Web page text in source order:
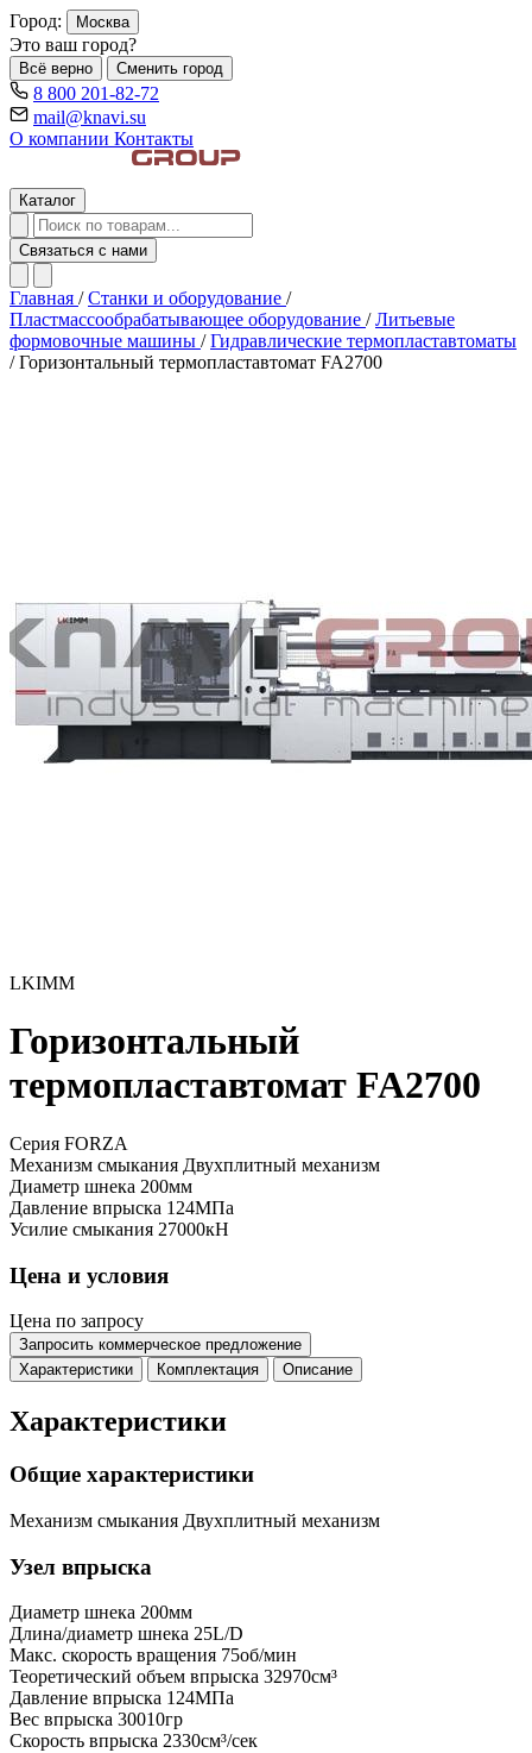
Город: Москва
Это ваш город?
Всё верно Сменить город
8 800 201-82-72
mail@knavi.su
О компании Контакты
Каталог
Связаться с нами
Главная / Станки и оборудование /
Пластмассообрабатывающее оборудование / Литьевые
формовочные машины / Гидравлические термопластавтоматы
/ Горизонтальный термопластавтомат FA2700
LKIMM
Горизонтальный
термопластавтомат FA2700
Серия FORZA
Механизм смыкания Двухплитный механизм
Диаметр шнека 200мм
Давление впрыска 124МПа
Усилие смыкания 27000кН
Цена и условия
Цена по запросу
Запросить коммерческое предложение
Характеристики
Комплектация Описание
Характеристики
Общие характеристики
Механизм смыкания Двухплитный механизм
Узел впрыска
Диаметр шнека 200мм
Длина/диаметр шнека 25L/D
Макс. скорость вращения 75об/мин
Теоретический объем впрыска 32970см³
Давление впрыска 124МПа
Вес впрыска 30010гр
Скорость впрыска 2330см³/сек